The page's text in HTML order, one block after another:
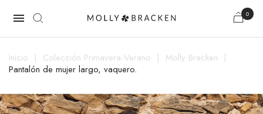
 0
Inicio Colección Primavera-Verano
Molly Bracken
Pantalón de mujer largo, vaquero.